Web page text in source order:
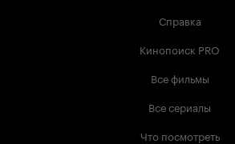
Справка
Кинопоиск PRO
Все фильмы
Все сериалы
Что посмотреть